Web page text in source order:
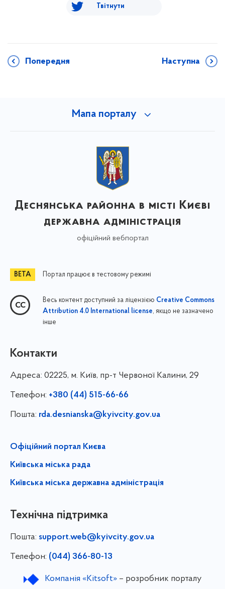
Твітнути
Попередня Наступна
Мапа порталу
Деснянська районна в місті Києві
державна адміністрація
офіційний вебпортал
Портал працює в тестовому режимі
Весь контент доступний за ліцензією Creative Commons
Attribution 4.0 International license, якщо не зазначено
інше
Контакти
Адреса: 02225, м. Київ, пр-т Червоної Калини, 29
Телефон: +380 (44) 515-66-66
Пошта: rda.desnianska@kyivcity.gov.ua
Офіційний портал Києва
Київська міська рада
Київська міська державна адміністрація
Технічна підтримка
Пошта: support.web@kyivcity.gov.ua
Телефон: (044) 366-80-13
Компанія «Kitsoft»– розробник порталу